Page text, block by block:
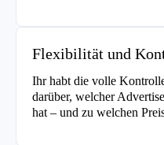
Flexibilität und
Ihr habt die volle
darüber, welcher
hat – und zu welchen